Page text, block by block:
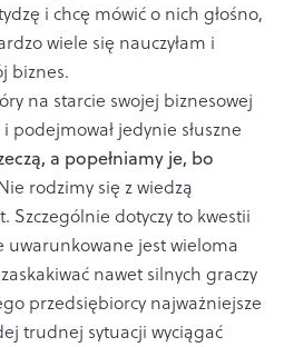
i chcę mówić o nich głośno,
wiele się nauczyłam i
biznes.
na starcie swojej biznesowej
podejmował jedynie słuszne
a popełniamy je, bo
rodzimy się z wiedzą
Szczególnie dotyczy to kwestii
jest wieloma
nawet silnych graczy
przedsiębiorcy najważniejsze
trudnej sytuacji wyciągać